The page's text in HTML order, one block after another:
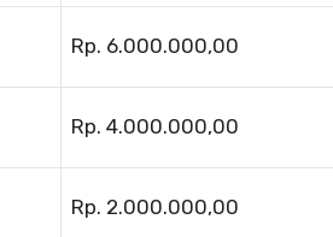
Rp. 6.000.000,00
Rp. 4.000.000,00
Rp. 2.000.000,00